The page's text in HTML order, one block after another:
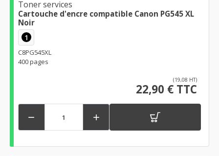
Toner services
Cartouche d'encre compatible Canon PG545 XL
Noir
1
C8PG545XL
400 pages
(19,08 HT)
22,90 € TTC
 